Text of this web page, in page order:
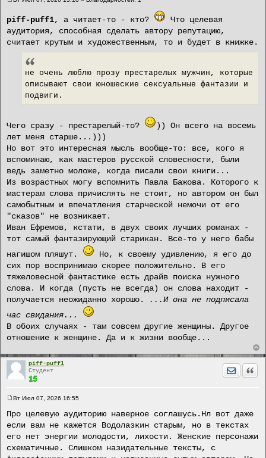
о
щ
е
piff-puff1, а читает-то - кто?
Что целевая
аудитория, способная сделать автору репутацию,
считает крутым и художественным, то и будет в книжке.
не очень люблю прозу престарелых мужчин, которые
описывают свои юношеские сексуальные фантазии и
подвиги.
Чего сразу - престарелый-то?
)) Он всего на восемь
лет меня старше...)))
Но вот это интересная мысль вообще-то: все, кого я
вспоминаю, как мастеров русской словесности, были
ведь заметно моложе, когда писали свои книги...
Из возрастных могу вспомнить Павла Бажова. Которого к
мастерам слова причислять не стоит, но автором он был
самобытным и впечатления старческой немочи от его
"сказов" не возникает.
Иван Ефремов, кстати, в двух своих лучших романах -
тот самый фантазирующий старикан. Всё-то у него бабы
нагишом пляшут.
Но, к своему удивлению, я его до
сих пор воспринимаю скорее положительно. В его
тяжеловесной фантастике есть драйв поиска нужного
слова. И когда (пусть не всегда) он слова находит -
получается неожиданно хорошо.
...И она не подписала
час свидания...
В обоих случаях - там совсем другие женщины. Другое
отношение к женщине. Да и к жизни вообще...
piff-puff1
Студент
о
б
н
Вт Июл 07, 2026 16:55
Про целевую аудиторию наверное соглашусь.Нл вот даже
если вам не кажется Водолазкин старым, но в текстах
его нет энергии молодости, лихости. Женские персонажи
схематичные. Слишком назидательные тексты, с